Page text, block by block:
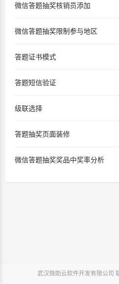
微信答题抽奖核销员添加
微信答题抽奖限制参与地区
答题证书模式
答题短信验证
级联选择
答题抽奖页面装修
微信答题抽奖奖品中奖率分析
武汉微助云软件开发有限公司